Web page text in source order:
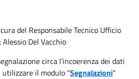
del Responsabile Tecnico Ufficio
Del Vacchio
circa l'incoerenza dei dati
il modulo "Segnalazioni"